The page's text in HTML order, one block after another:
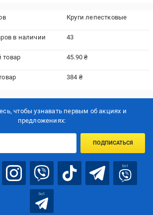
Круги лепестковые
в наличии 43
45.90 ₴
384 ₴
чтобы узнавать первым об акцияx и
предложениях:
ПОДПИСАТЬСЯ
bot
bot